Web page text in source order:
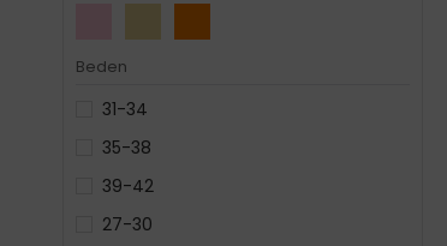
Beden
31-34
35-38
39-42
27-30